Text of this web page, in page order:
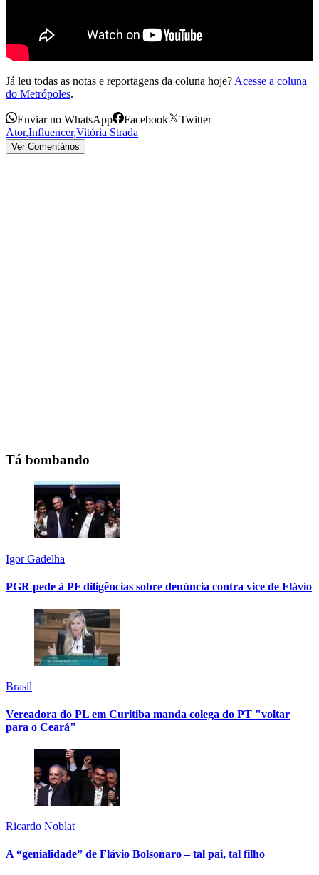
Já leu todas as notas e reportagens da coluna hoje? Acesse a coluna
do Metrópoles.
Enviar no WhatsApp Facebook
Twitter
Ator,Influencer,Vitória Strada
Ver Comentários
Tá bombando
Igor Gadelha
PGR pede à PF diligências sobre denúncia contra vice de Flávio
Brasil
Vereadora do PL em Curitiba manda colega do PT "voltar
para o Ceará"
Ricardo Noblat
A “genialidade” de Flávio Bolsonaro – tal pai, tal filho